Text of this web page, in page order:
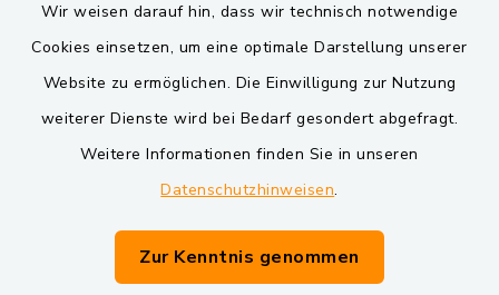
Wir weisen darauf hin, dass wir technisch notwendige
Cookies einsetzen, um eine optimale Darstellung unserer
Website zu ermöglichen. Die Einwilligung zur Nutzung
weiterer Dienste wird bei Bedarf gesondert abgefragt.
Weitere Informationen finden Sie in unseren
Datenschutzhinweisen.
Zur Kenntnis genommen
Barrierefreiheit
Impressum